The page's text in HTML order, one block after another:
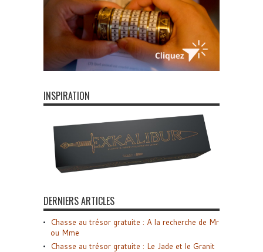
INSPIRATION
DERNIERS ARTICLES
Chasse au trésor gratuite : A la recherche de Mr
ou Mme
Chasse au trésor gratuite : Le Jade et le Granit